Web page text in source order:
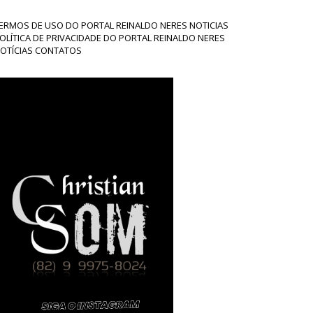
DE USO DO PORTAL REINALDO NERES NOTICIAS
DE PRIVACIDADE DO PORTAL REINALDO NERES
CONTATOS